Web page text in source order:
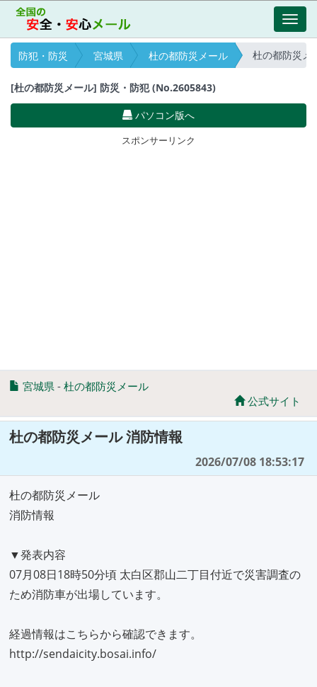
防犯・防災
宮城県 杜の都防災メール 杜の都防災メ
[杜の都防災メール] 防災・防犯 (No.2605843)
パソコン版へ
スポンサーリンク
宮城県 - 杜の都防災メール
公式サイト
杜の都防災メール 消防情報
2026/07/08 18:53:17
杜の都防災メール
消防情報
▼発表内容
07月08日18時50分頃 太白区郡山二丁目付近で災害調査の
ため消防車が出場しています。
経過情報はこちらから確認できます。
http://sendaicity.bosai.info/